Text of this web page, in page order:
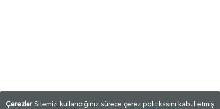
Çerezler Sitemizi kullandığınız sürece çerez politikasını kabul etmiş